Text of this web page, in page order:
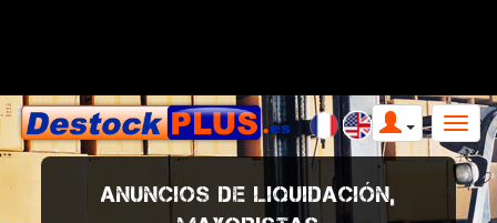
ANUNCIOS DE LIQUIDACIÓN,